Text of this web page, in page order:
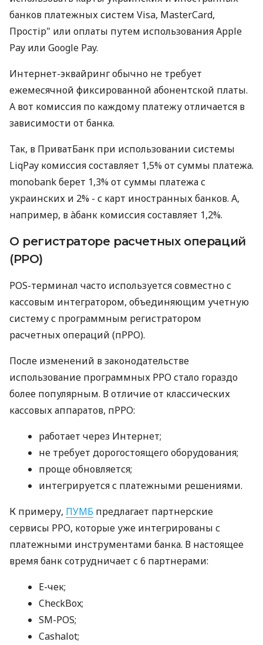
банков платежных систем Visa, MasterCard,
Простір" или оплаты путем использования Apple
Pay или Google Pay.
Интернет-эквайринг обычно не требует
ежемесячной фиксированной абонентской платы.
А вот комиссия по каждому платежу отличается в
зависимости от банка.
Так, в ПриватБанк при использовании системы
LiqPay комиссия составляет 1,5% от суммы платежа.
monobank берет 1,3% от суммы платежа с
украинских и 2% - с карт иностранных банков. А,
например, в àбанк комиссия составляет 1,2%.
О регистраторе расчетных операций
(РРО)
POS-терминал часто используется совместно с
кассовым интегратором, объединяющим учетную
систему с программным регистратором
расчетных операций (пРРО).
После изменений в законодательстве
использование программных РРО стало гораздо
более популярным. В отличие от классических
кассовых аппаратов, пРРО:
работает через Интернет;
не требует дорогостоящего оборудования;
проще обновляется;
интегрируется с платежными решениями.
К примеру, ПУМБ предлагает партнерские
сервисы РРО, которые уже интегрированы с
платежными инструментами банка. В настоящее
время банк сотрудничает с 6 партнерами:
E-чек;
CheckBox;
SM-POS;
Cashalot;